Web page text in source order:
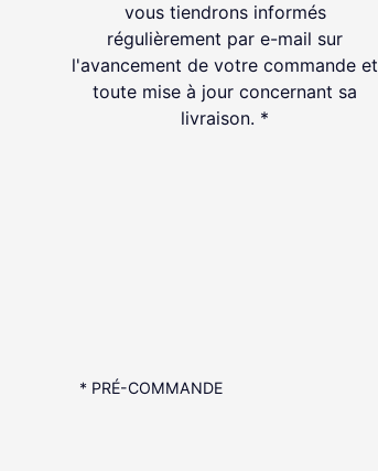
vous tiendrons informés
régulièrement par e-mail sur
l'avancement de votre commande et
toute mise à jour concernant sa
livraison. *
* PRÉ-COMMANDE